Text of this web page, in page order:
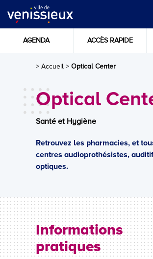
Content
AGENDA ACCÈS RAPIDE
> Accueil> Optical Center
Optical
Santé et Hygiène
Retrouvez les pharmacies, et
centres audioprothésistes,
optiques.
Informations
pratiques